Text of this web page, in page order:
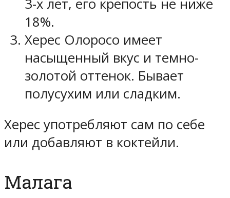
3-х лет, его крепость не ниже
18%.
Херес Олоросо имеет
насыщенный вкус и темно-
золотой оттенок. Бывает
полусухим или сладким.
Херес употребляют сам по себе
или добавляют в коктейли.
Малага